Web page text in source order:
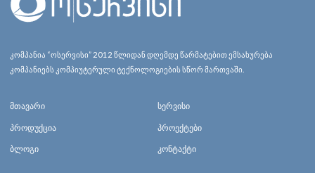
კომპანია “ოსერვისი” 2012 წლიდან დღემდე წარმატებით ემსახურება
კომპანიებს კომპიუტერული ტექნოლოგიების სწორ მართვაში.
მთავარი სერვისი
პროდუქცია პროექტები
ბლოგი კონტაქტი